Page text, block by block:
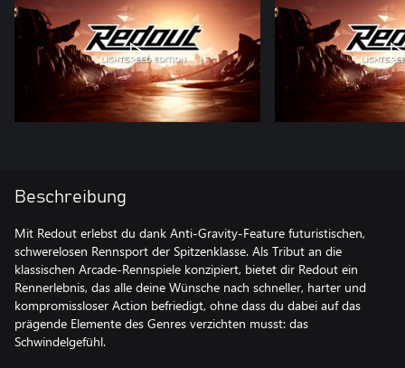
Beschreibung
Mit Redout erlebst du dank Anti-Gravity-Feature futuristischen,
schwerelosen Rennsport der Spitzenklasse. Als Tribut an die
klassischen Arcade-Rennspiele konzipiert, bietet dir Redout ein
Rennerlebnis, das alle deine Wünsche nach schneller, harter und
kompromissloser Action befriedigt, ohne dass du dabei auf das
prägende Elemente des Genres verzichten musst: das
Schwindelgefühl.